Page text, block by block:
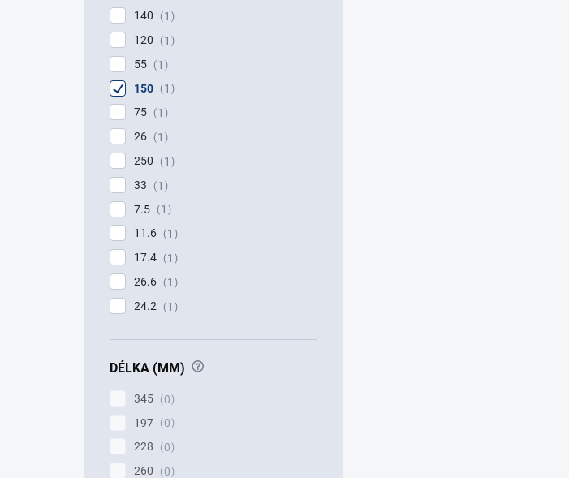
140
1
120
1
55
1
150
1
75
1
26
1
250
1
33
1
7.5
1
11.6
1
17.4
1
26.6
1
24.2
1
DÉLKA (MM) ?
345
0
197
0
228
0
260
0